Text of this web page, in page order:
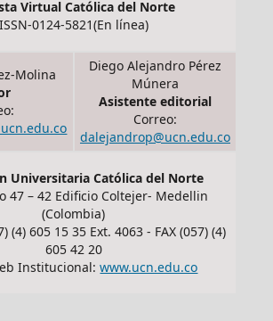
Virtual Católica del Norte
ISSN-0124-5821(En línea)
Molina
Diego Alejandro Pérez
Múnera
Asistente editorial
Correo:
dalejandrop@ucn.edu.co
Universitaria Católica del Norte
47 – 42 Edificio Coltejer- Medellin
(Colombia)
(4) 605 15 35 Ext. 4063 - FAX (057) (4)
605 42 20
Institucional:www.ucn.edu.co